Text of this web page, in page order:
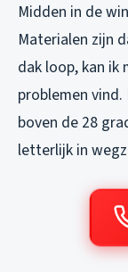
Midden in de
Materialen zijn
dak loop, kan ik
problemen
boven de 28
letterlijk in